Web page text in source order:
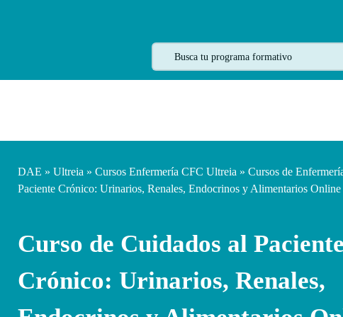
DAE » Ultreia » Cursos Enfermería CFC Ultreia » Cursos de
Paciente Crónico: Urinarios, Renales, Endocrinos y Alimentarios
Curso de Cuidados al Paciente
Crónico: Urinarios, Renales,